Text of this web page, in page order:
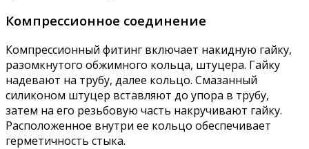
Компрессионное соединение
Компрессионный фитинг включает накидную гайку,
разомкнутого обжимного кольца, штуцера. Гайку
надевают на трубу, далее кольцо. Смазанный
силиконом штуцер вставляют до упора в трубу,
затем на его резьбовую часть накручивают гайку.
Расположенное внутри ее кольцо обеспечивает
герметичность стыка.